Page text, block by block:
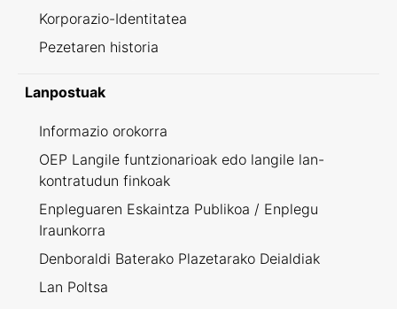
Korporazio-Identitatea
Pezetaren historia
Lanpostuak
Informazio orokorra
OEP Langile funtzionarioak edo langile lan-
kontratudun finkoak
Enpleguaren Eskaintza Publikoa / Enplegu
Iraunkorra
Denboraldi Baterako Plazetarako Deialdiak
Lan Poltsa